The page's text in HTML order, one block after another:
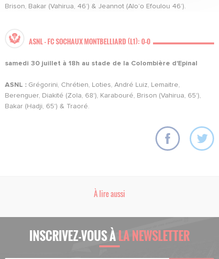
Brison, Bakar (Vahirua, 46’) & Jeannot (Alo’o Efoulou 46’).
ASNL - FC SOCHAUX MONTBELLIARD (L1): 0-0
samedi 30 juillet à 18h au stade de la Colombière d'Epinal
ASNL : Grégorini, Chrétien, Loties, André Luiz, Lemaitre,
Berenguer, Diakité (Zola, 68'), Karabouré, Brison (Vahirua, 65'),
Bakar (Hadji, 65') & Traoré.
À lire aussi
INSCRIVEZ-VOUS ÀLA NEWSLETTER